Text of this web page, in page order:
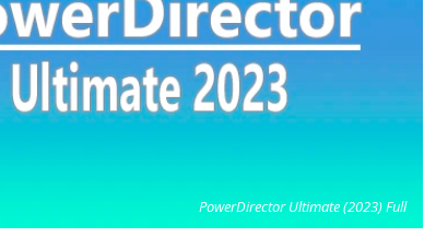
PowerDirector Ultimate (2023) Full